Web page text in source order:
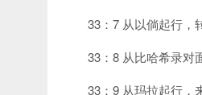
33：7 从以倘起行，
33：8 从比哈希录对
33：9 从玛拉起行，